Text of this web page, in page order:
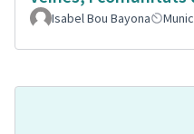
Isabel Bou Bayona